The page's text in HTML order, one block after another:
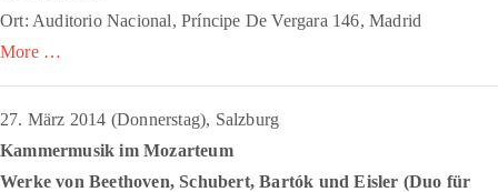
Ort: Auditorio Nacional, Príncipe De Vergara 146, Madrid
More …
27. März 2014 (Donnerstag), Salzburg
Kammermusik im Mozarteum
Werke von Beethoven, Schubert, Bartók und Eisler (Duo für